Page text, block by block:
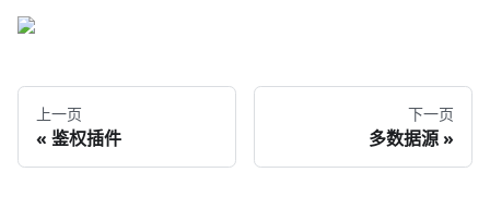
上一页
鉴权插件
下一页
多数据源